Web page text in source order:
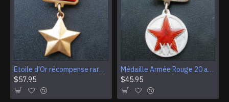
Etoile d'Or récompense rare HEROS DE L'URSS
$57.95
Médaille Armée Rouge 20 ans à RKKA 1938-194
$45.95